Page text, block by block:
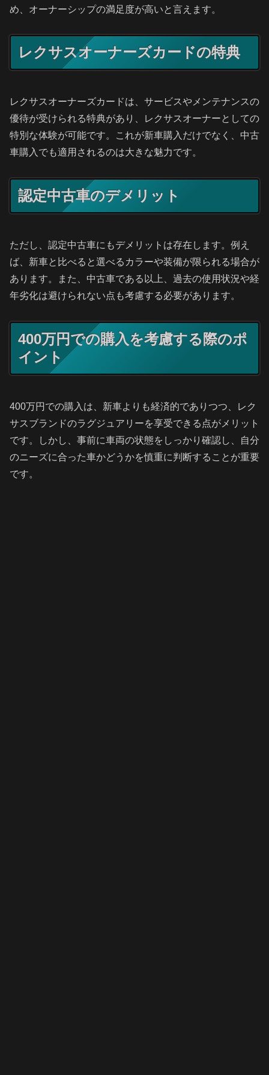
め、オーナーシップの満足度が高いと言えます。
レクサスオーナーズカードの特典
レクサスオーナーズカードは、サービスやメンテナンスの
優待が受けられる特典があり、レクサスオーナーとしての
特別な体験が可能です。これが新車購入だけでなく、中古
車購入でも適用されるのは大きな魅力です。
認定中古車のデメリット
ただし、認定中古車にもデメリットは存在します。例え
ば、新車と比べると選べるカラーや装備が限られる場合が
あります。また、中古車である以上、過去の使用状況や経
年劣化は避けられない点も考慮する必要があります。
400万円での購入を考慮する際のポ
イント
400万円での購入は、新車よりも経済的でありつつ、レク
サスブランドのラグジュアリーを享受できる点がメリット
です。しかし、事前に車両の状態をしっかり確認し、自分
のニーズに合った車かどうかを慎重に判断することが重要
です。